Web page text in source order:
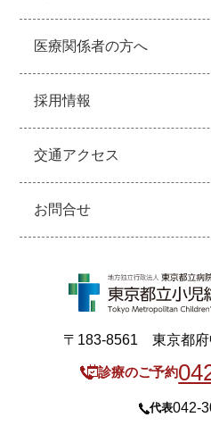
医療関係者の方へ
採用情報
交通アクセス
お問合せ
〒183-8561 東京都
診療のご予約
代表042-